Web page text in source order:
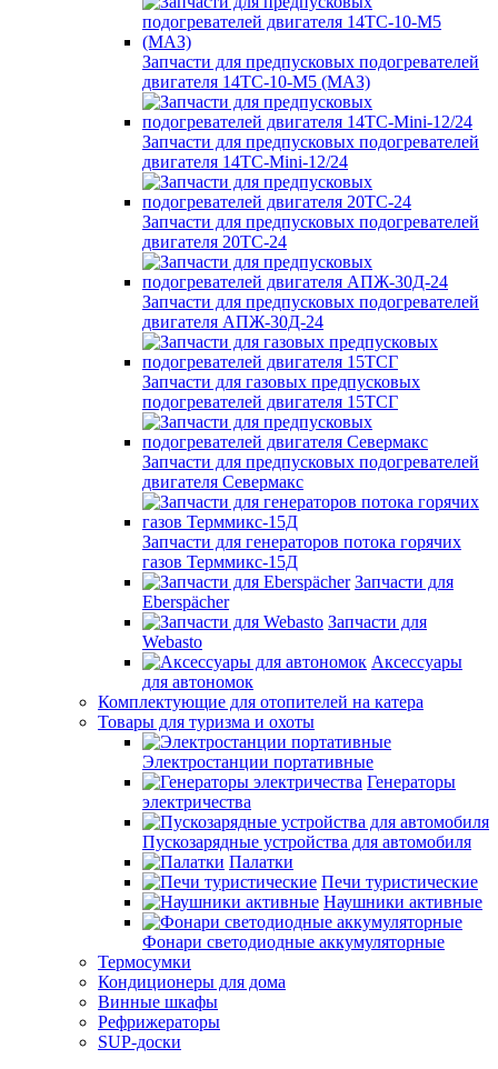
Запчасти для предпусковых подогревателей
двигателя 14ТС-10-М5 (МАЗ)
Запчасти для предпусковых подогревателей
двигателя 14ТС-Mini-12/24
Запчасти для предпусковых подогревателей
двигателя 20ТС-24
Запчасти для предпусковых подогревателей
двигателя АПЖ-30Д-24
Запчасти для газовых предпусковых
подогревателей двигателя 15ТСГ
Запчасти для предпусковых подогревателей
двигателя Севермакс
Запчасти для генераторов потока горячих
газов Терммикс-15Д
Запчасти для
Eberspächer
Запчасти для
Webasto
Аксессуары
для автономок
Комплектующие для отопителей на катера
Товары для туризма и охоты
Электростанции портативные
Генераторы
электричества
Пускозарядные устройства для автомобиля
Палатки
Печи туристические
Наушники активные
Фонари светодиодные аккумуляторные
Термосумки
Кондиционеры для дома
Винные шкафы
Рефрижераторы
SUP-доски